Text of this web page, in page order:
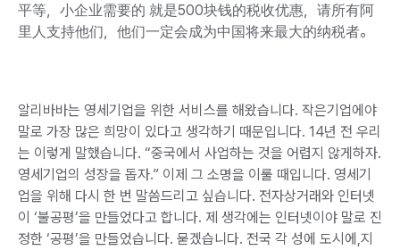
平等， 小企业需要的 就是500块钱的税收优惠，请所有阿
里人支持他们，他们一定会成为中国将来最大的纳税者。
알리바바는 영세기업을 위한 서비스를 해왔습니다. 작은기업에야
말로 가장 많은 희망이 있다고 생각하기 때문입니다. 14년 전 우리
는 이렇게 말했습니다. “중국에서 사업하는 것을 어렵지 않게하자.
영세기업의 성장을 돕자.” 이제 그 소명을 이룰 때입니다. 영세기
업을 위해 다시 한 번 말씀드리고 싶습니다. 전자상거래와 인터넷
이 ‘불공평’을 만들었다고 합니다. 제 생각에는 인터넷이야 말로 진
정한 ‘공평’을 만들었습니다. 묻겠습니다. 전국 각 성에 도시에,지